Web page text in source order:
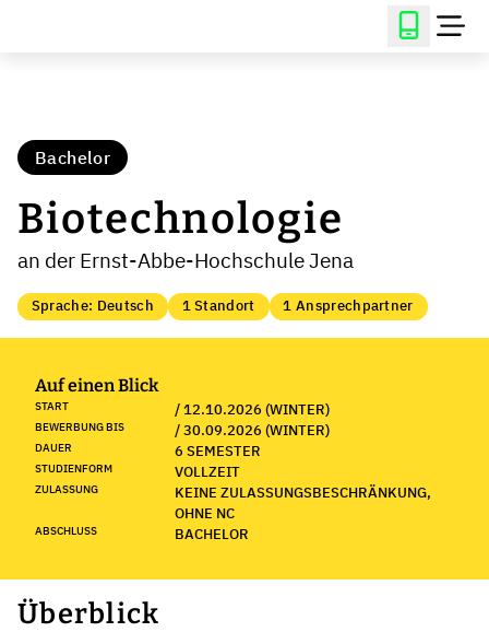
Bachelor
Biotechnologie
an der Ernst-Abbe-Hochschule Jena
Sprache: Deutsch 1 Standort 1 Ansprechpartner
Auf einen Blick
START / 12.10.2026 (WINTER)
BEWERBUNG BIS / 30.09.2026 (WINTER)
DAUER 6 SEMESTER
STUDIENFORM VOLLZEIT
ZULASSUNG
KEINE ZULASSUNGSBESCHRÄNKUNG,
OHNE NC
ABSCHLUSS BACHELOR
Überblick